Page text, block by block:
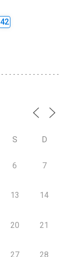
42
S D
6 7
13 14
20 21
27 28